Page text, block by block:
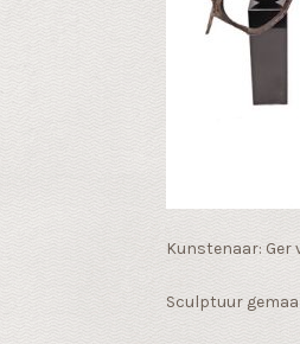
Kunstenaar: Ger
Sculptuur